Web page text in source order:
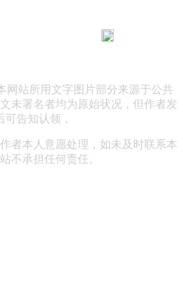
网站所用文字图片部分来源于公共
未署名者均为原始状况，但作者发
可告知认领，
者本人意愿处理，如未及时联系本
不承担任何责任。